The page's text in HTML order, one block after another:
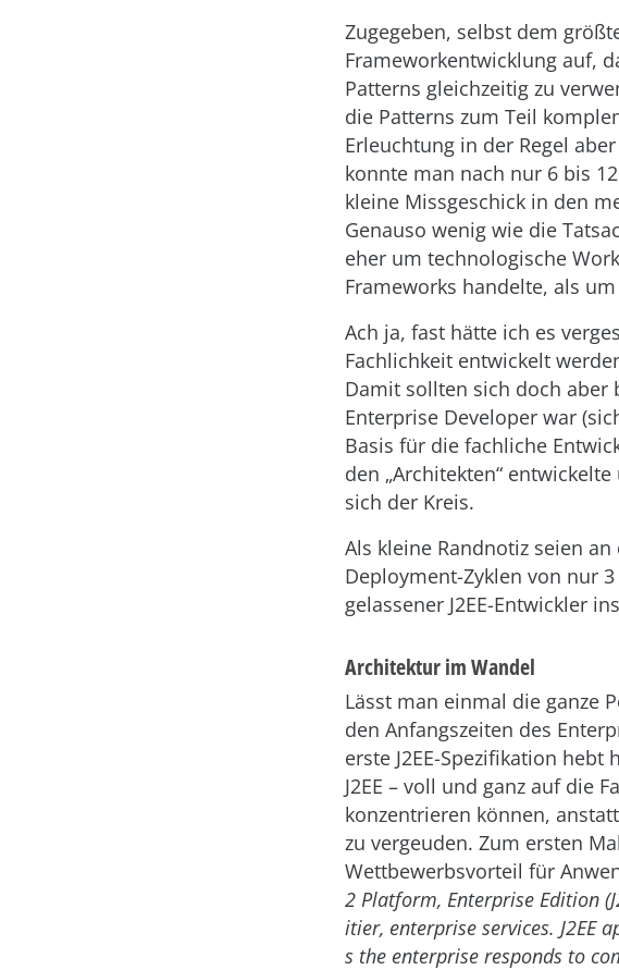
Zugegeben, selbst dem
Frameworkentwicklung auf,
Patterns gleichzeitig zu
die Patterns zum Teil
Erleuchtung in der Regel
konnte man nach nur 6 bis
kleine Missgeschick in den
Genauso wenig wie die
eher um technologische
Frameworks handelte, als
Ach ja, fast hätte ich es
Fachlichkeit entwickelt
Damit sollten sich doch aber
Enterprise Developer war
Basis für die fachliche
den „Architekten“
sich der Kreis.
Als kleine Randnotiz seien
Deployment-Zyklen von nur
gelassener J2EE-Entwickler
Architektur im Wandel
Lässt man einmal die ganze
den Anfangszeiten des
erste J2EE-Spezifikation
J2EE – voll und ganz auf die
konzentrieren können,
zu vergeuden. Zum ersten
Wettbewerbsvorteil für
2 Platform, Enterprise Edition
itier, enterprise services. J2EE
s the enterprise responds to